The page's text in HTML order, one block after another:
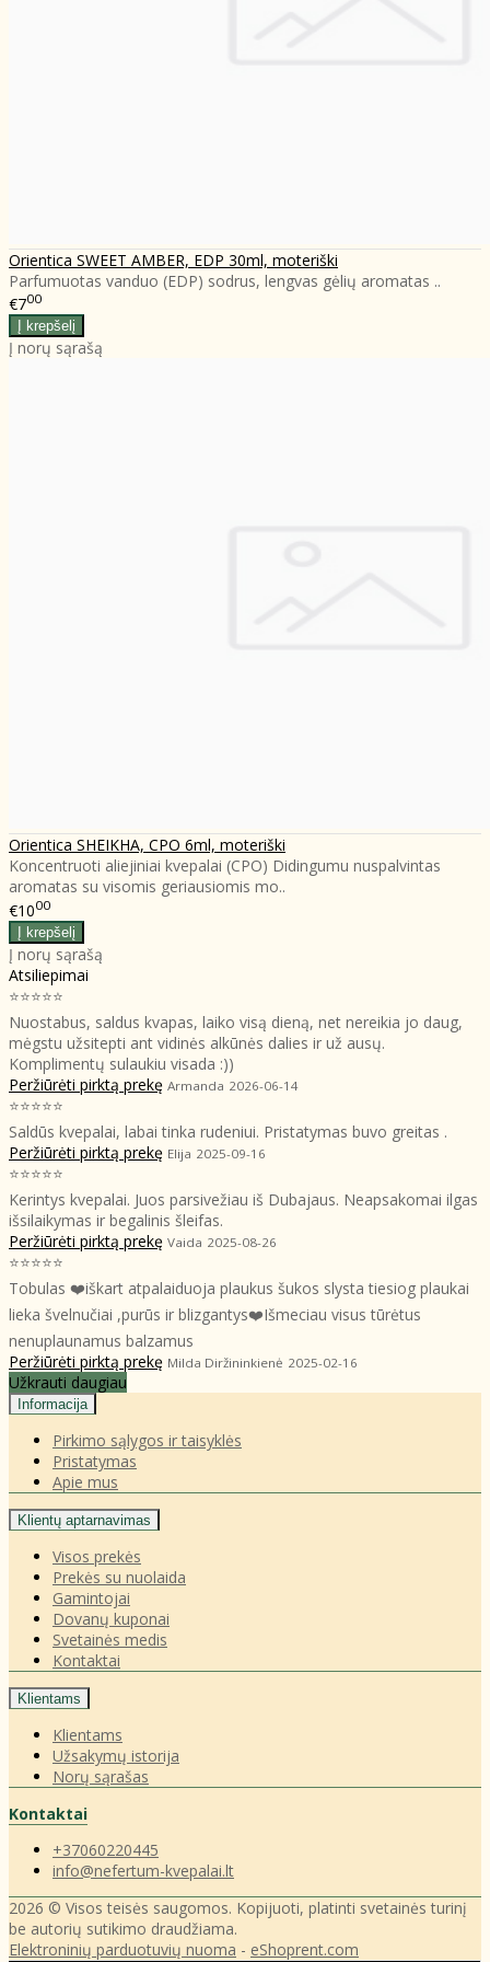
Orientica SWEET AMBER, EDP 30ml, moteriški
Parfumuotas vanduo (EDP) sodrus, lengvas gėlių aromatas ..
€700
Į norų sąrašą
Orientica SHEIKHA, CPO 6ml, moteriški
Koncentruoti aliejiniai kvepalai (CPO) Didingumu nuspalvintas
aromatas su visomis geriausiomis mo..
€1000
Į norų sąrašą
Atsiliepimai
⭐⭐⭐⭐⭐
Nuostabus, saldus kvapas, laiko visą dieną, net nereikia jo daug,
mėgstu užsitepti ant vidinės alkūnės dalies ir už ausų.
Komplimentų sulaukiu visada :))
Peržiūrėti pirktą prekę Armanda 2026-06-14
⭐⭐⭐⭐⭐
Saldūs kvepalai, labai tinka rudeniui. Pristatymas buvo greitas .
Peržiūrėti pirktą prekę Elija 2025-09-16
⭐⭐⭐⭐⭐
Kerintys kvepalai. Juos parsivežiau iš Dubajaus. Neapsakomai ilgas
išsilaikymas ir begalinis šleifas.
Peržiūrėti pirktą prekę Vaida 2025-08-26
⭐⭐⭐⭐⭐
Tobulas ❤️iškart atpalaiduoja plaukus šukos slysta tiesiog plaukai
lieka švelnučiai ,purūs ir blizgantys❤️Išmeciau visus tūrėtus
nenuplaunamus balzamus
Peržiūrėti pirktą prekę Milda Diržininkienė 2025-02-16
Užkrauti daugiau
Informacija
Pirkimo sąlygos ir taisyklės
Pristatymas
Apie mus
Klientų aptarnavimas
Visos prekės
Prekės su nuolaida
Gamintojai
Dovanų kuponai
Svetainės medis
Kontaktai
Klientams
Klientams
Užsakymų istorija
Norų sąrašas
Kontaktai
+37060220445
info@nefertum-kvepalai.lt
2026 © Visos teisės saugomos. Kopijuoti, platinti svetainės turinį
be autorių sutikimo draudžiama.
Elektroninių parduotuvių nuoma - eShoprent.com